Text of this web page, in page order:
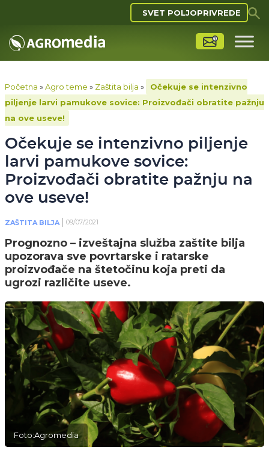
SVET POLJOPRIVREDE
Početna »Agro teme » Zaštita bilja »
Očekuje se intenzivno
piljenje larvi pamukove sovice: Proizvođači obratite pažnju
na ove useve!
Očekuje se intenzivno piljenje
larvi pamukove sovice:
Proizvođači obratite pažnju na
ove useve!
ZAŠTITA BILJA 09/07/2021
Prognozno – izveštajna služba zaštite bilja
upozorava sve povrtarske i ratarske
proizvođače na štetočinu koja preti da
ugrozi različite useve.
Foto:Agromedia